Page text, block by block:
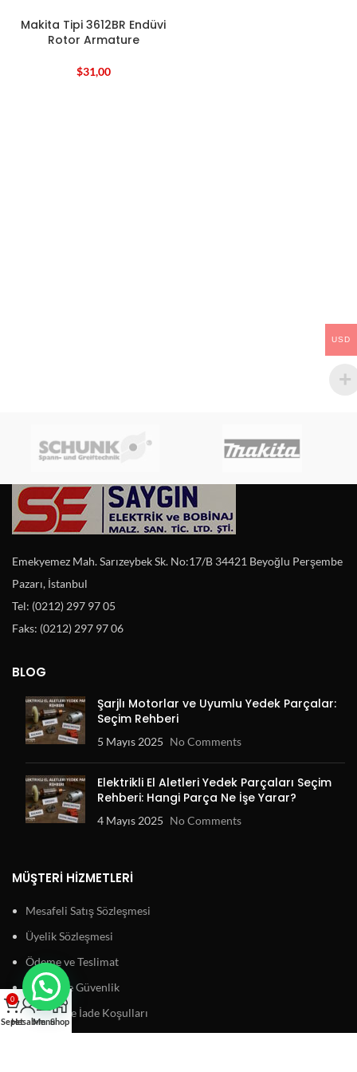
Makita Tipi 3612BR Endüvi
Rotor Armature
$31,00
Emekyemez Mah. Sarızeybek Sk. No:17/B 34421 Beyoğlu Perşembe
Pazarı, İstanbul
Tel: (0212) 297 97 05
Faks: (0212) 297 97 06
BLOG
Şarjlı Motorlar ve Uyumlu Yedek Parçalar:
Seçim Rehberi
5 Mayıs 2025 No Comments
Elektrikli El Aletleri Yedek Parçaları Seçim
Rehberi: Hangi Parça Ne İşe Yarar?
4 Mayıs 2025 No Comments
MÜŞTERI HIZMETLERI
Mesafeli Satış Sözleşmesi
Üyelik Sözleşmesi
Ödeme ve Teslimat
Gizlilik ve Güvenlik
Garanti ve İade Koşulları
USD
0
SepetHesabımMenuShop